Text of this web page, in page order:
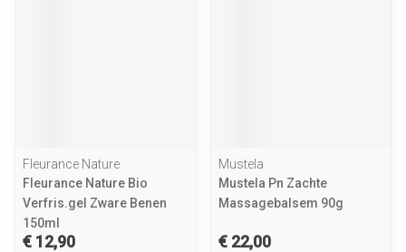
Fleurance Nature
Fleurance Nature Bio
Verfris.gel Zware Benen
150ml
€ 12,90
Mustela
Mustela Pn Zachte
Massagebalsem 90g
€ 22,00